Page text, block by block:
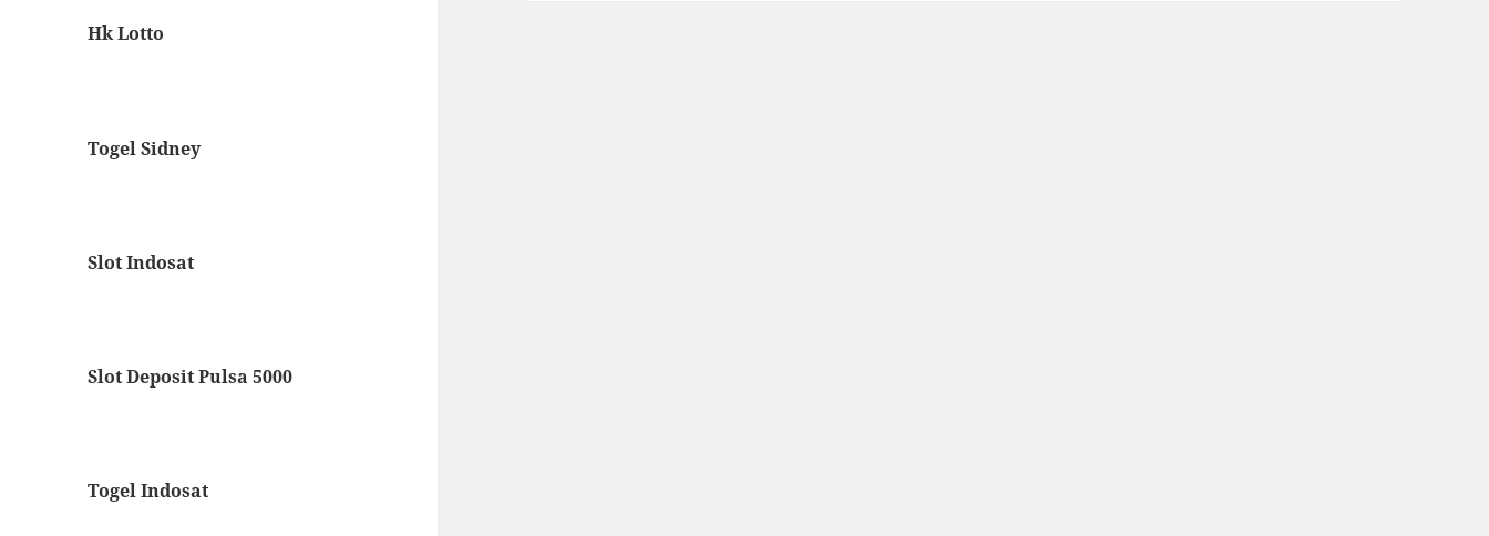
Hk Lotto
Togel Sidney
Slot Indosat
Slot Deposit Pulsa 5000
Togel Indosat